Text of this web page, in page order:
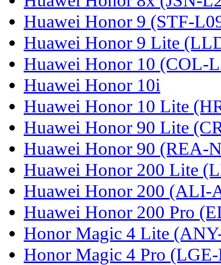
Huawei Honor 9 (STF-
Huawei Honor 9 Lite
Huawei Honor 10 (COL-
Huawei Honor 10i
Huawei Honor 10 Lite
Huawei Honor 90 Lite
Huawei Honor 90 (REA-
Huawei Honor 200 Lite
Huawei Honor 200 (ALI-
Huawei Honor 200 Pro
Honor Magic 4 Lite
Honor Magic 4 Pro